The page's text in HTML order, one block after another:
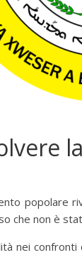
popolare
che non è
nei